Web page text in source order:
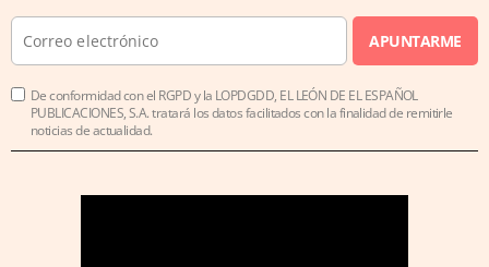
APUNTARME
De conformidad con el RGPD y la LOPDGDD, EL LEÓN DE EL ESPAÑOL
PUBLICACIONES, S.A. tratará los datos facilitados con la finalidad de remitirle
noticias de actualidad.